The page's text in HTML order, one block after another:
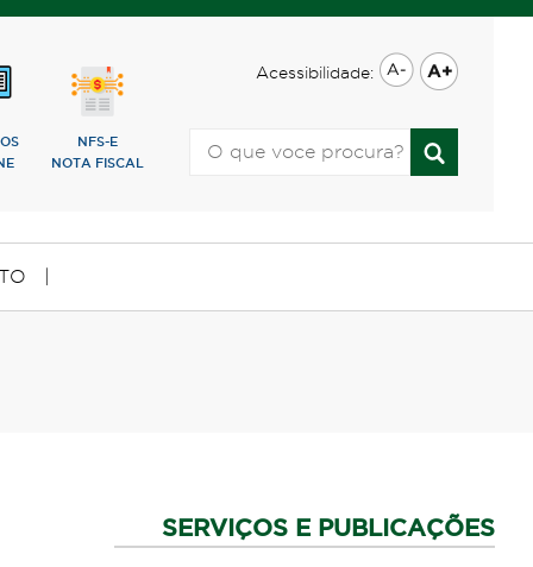
NFS-E
NOTA FISCAL
Acessibilidade:
SERVIÇOS E PUBLICAÇÕES